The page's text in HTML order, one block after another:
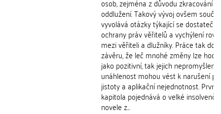
osob, zejména z důvodu zkracování
oddlužení. Takový vývoj ovšem
vyvolává otázky týkající se dostatečné
ochrany práv věřitelů a vychýlení
mezi věřiteli a dlužníky. Práce tak
závěru, že leč mnohé změny lze
jako pozitivní, tak jejich
unáhlenost mohou vést k narušení
jistoty a aplikační nejednotnost. První
kapitola pojednává o velké insolvenční
novele z...